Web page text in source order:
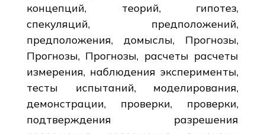
концепций, теорий, гипотез,
спекуляций, предположений,
предположения, домыслы, Прогнозы,
Прогнозы, Прогнозы, расчеты расчеты
измерения, наблюдения эксперименты,
тесты испытаний, моделирования,
демонстрации, проверки, проверки,
подтверждения разрешения